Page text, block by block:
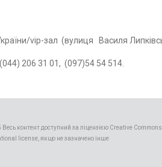
vip-зал (вулиця Василя
206 31 01, (097)54 54 514.
Весь контент доступний за ліцензією Creative
license, якщо не зазначено інше